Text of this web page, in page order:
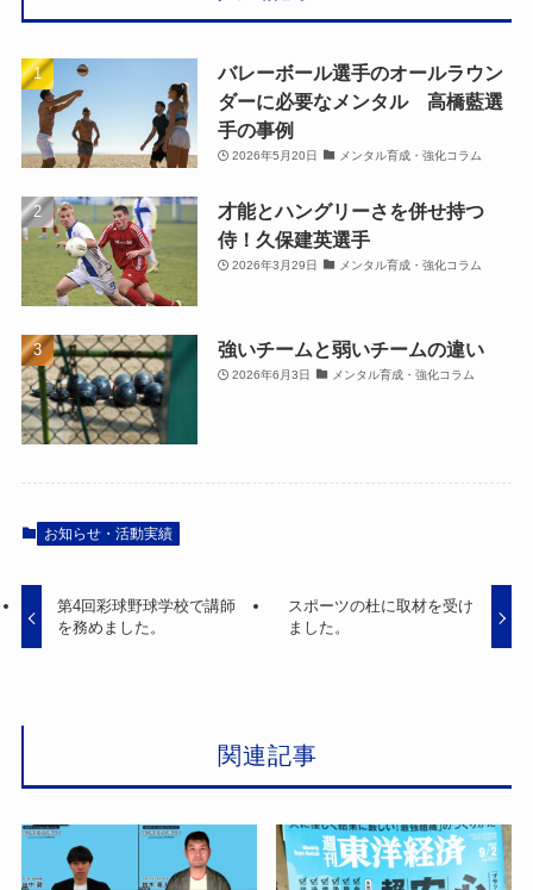
バレーボール選手のオールラウン
ダーに必要なメンタル 高橋藍選
手の事例
2026年5月20日 メンタル育成・強化コラム
才能とハングリーさを併せ持つ
侍！久保建英選手
2026年3月29日 メンタル育成・強化コラム
強いチームと弱いチームの違い
2026年6月3日 メンタル育成・強化コラム
お知らせ・活動実績
第4回彩球野球学校で講師
を務めました。
スポーツの杜に取材を受け
ました。
関連記事